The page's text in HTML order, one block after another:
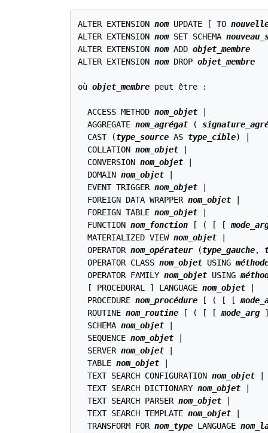
ALTER EXTENSION nom UPDATE [ TO
ALTER EXTENSION nom SET SCHEMA
ALTER EXTENSION nom ADD objet_membre
ALTER EXTENSION nom DROP objet_membre
où objet_membre peut être :
  ACCESS METHOD
nom_objet
  AGGREGATE
nom_agrégat (
  CAST (
type_source AS type_cible) |
  COLLATION
nom_objet
  CONVERSION
nom_objet
  DOMAIN
nom_objet
  EVENT TRIGGER
nom_objet
  FOREIGN DATA WRAPPER
nom_objet
  FOREIGN TABLE
nom_objet
  FUNCTION
nom_fonction [ ( [ [
  MATERIALIZED VIEW
nom_objet
  OPERATOR
nom_opérateur (type_gauche,
  OPERATOR CLASS
nom_objet USING
  OPERATOR FAMILY
nom_objet USING
  [ PROCEDURAL ] LANGUAGE
nom_objet
  PROCEDURE
nom_procédure [ ( [ [
  ROUTINE
nom_routine [ ( [ [ mode_arg
  SCHEMA
nom_objet
  SEQUENCE
nom_objet
  SERVER
nom_objet
  TABLE
nom_objet
  TEXT SEARCH CONFIGURATION
nom_objet
  TEXT SEARCH DICTIONARY
nom_objet
  TEXT SEARCH PARSER
nom_objet
  TEXT SEARCH TEMPLATE
nom_objet
  TRANSFORM FOR
nom_type LANGUAGE